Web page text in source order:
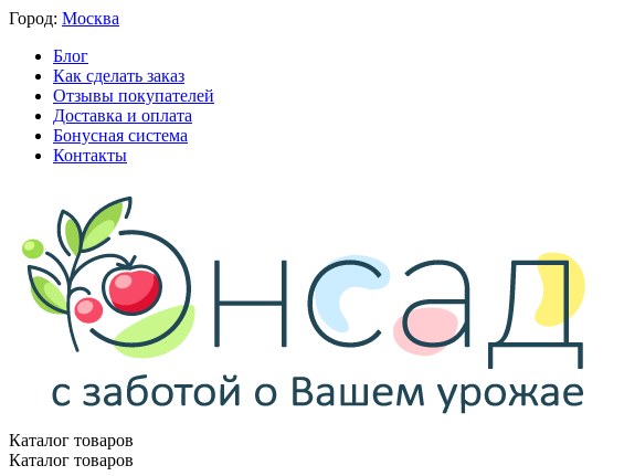
Город: Москва
Блог
Как сделать заказ
Отзывы покупателей
Доставка и оплата
Бонусная система
Контакты
Каталог товаров
Каталог товаров